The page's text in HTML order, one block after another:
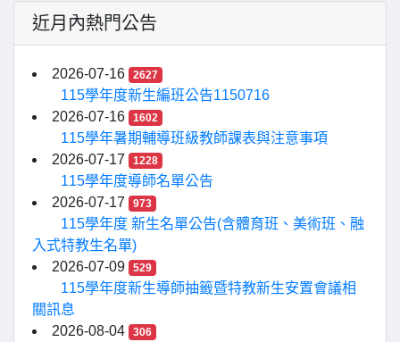
近月內熱門公告
2026-07-16 2627
115學年度新生編班公告1150716
2026-07-16
1602
115學年暑期輔導班級教師課表與注意事項
2026-07-17
1228
115學年度導師名單公告
2026-07-17
973
115學年度 新生名單公告(含體育班、美術班、融
入式特教生名單)
2026-07-09
529
115學年度新生導師抽籤暨特教新生安置會議相
關訊息
2026-08-04
306